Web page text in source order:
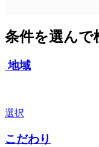
条件を選んで
地域
選択
こだわり